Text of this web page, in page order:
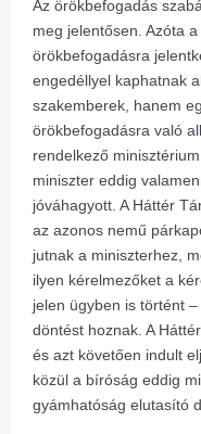
Az örökbefogadás
meg jelentősen. Azóta
örökbefogadásra
engedéllyel kaphatnak
szakemberek, hanem
örökbefogadásra való
rendelkező
miniszter eddig
jóváhagyott. A Háttér
az azonos nemű
jutnak a miniszterhez,
ilyen kérelmezőket a
jelen ügyben is történt
döntést hoznak. A
és azt követően indult
közül a bíróság eddig
gyámhatóság elutasító